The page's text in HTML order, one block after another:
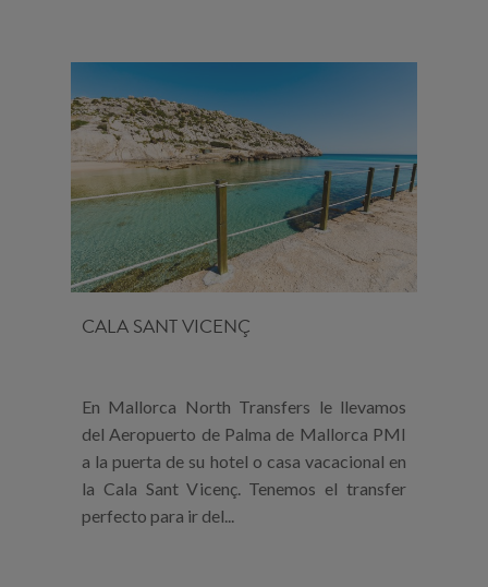
CALA SANT VICENÇ
En Mallorca North Transfers le llevamos
del Aeropuerto de Palma de Mallorca PMI
a la puerta de su hotel o casa vacacional en
la Cala Sant Vicenç. Tenemos el transfer
perfecto para ir del...